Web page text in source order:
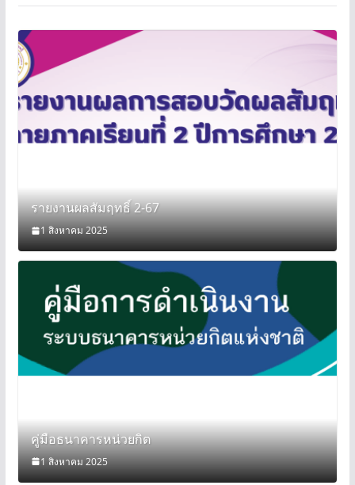
รายงานผลสัมฤทธิ์ 2-67
1 สิงหาคม 2025
คู่มือธนาคารหน่วยกิต
1 สิงหาคม 2025